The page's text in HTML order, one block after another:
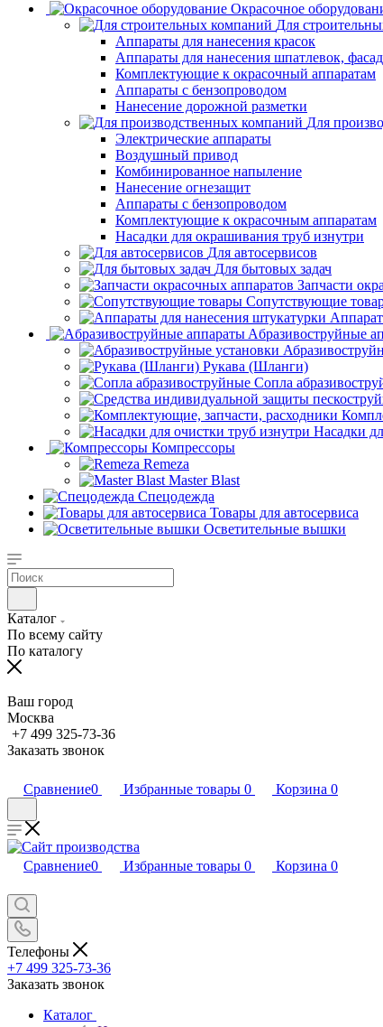
Окрасочное
Для
Аппараты для нанесения красок
Аппараты для нанесения шпатлевок,
Комплектующие к окрасочный аппаратам
Аппараты с бензопроводом
Нанесение дорожной разметки
Для
Электрические аппараты
Воздушный привод
Комбинированное напыление
Нанесение огнезащит
Аппараты с бензопроводом
Комплектующие к окрасочным аппаратам
Насадки для окрашивания труб изнутри
Для автосервисов
Для бытовых задач
Запчасти
Сопутствующие
Aбразивоструйные
Рукава (Шланги)
Сопла
Насадки
Компрессоры
Remeza
Master Blast
Спецодежда
Товары для автосервиса
Осветительные вышки
Каталог
По всему сайту
По каталогу
Ваш город
Москва
+7 499 325-73-36
Заказать звонок
Сравнение0 Избранные товары 0 Корзина 0
Сравнение0 Избранные товары 0 Корзина 0
Телефоны
+7 499 325-73-36
Заказать звонок
Каталог